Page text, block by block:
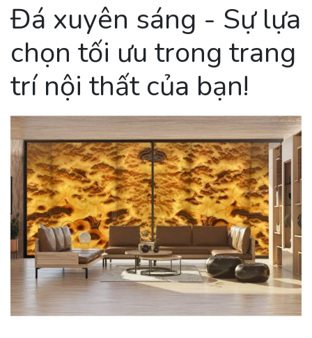
Đá xuyên sáng - Sự lựa
chọn tối ưu trong trang
trí nội thất của bạn!